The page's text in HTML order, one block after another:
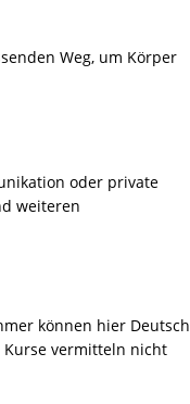
Weg, um Körper
oder private
weiteren
können hier Deutsch
Kurse vermitteln nicht